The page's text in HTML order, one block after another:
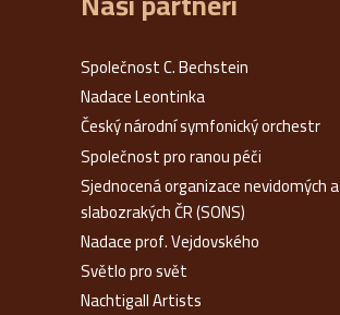
Společnost C. Bechstein
Nadace Leontinka
Český národní symfonický orchestr
Společnost pro ranou péči
Sjednocená organizace nevidomých a
slabozrakých ČR (SONS)
Nadace prof. Vejdovského
Světlo pro svět
Nachtigall Artists